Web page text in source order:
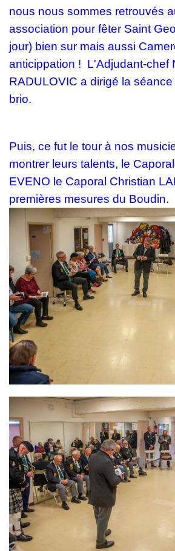
nous nous sommes retrouvés
association pour fêter Saint
jour) bien sur mais aussi
anticippation ! L'Adjudant-chef
RADULOVIC a dirigé la
brio.
Puis, ce fut le tour à nos
montrer leurs talents, le
EVENO le Caporal Christian
premières mesures du Boudin.